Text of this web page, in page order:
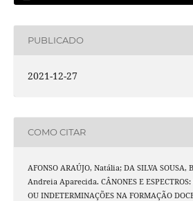
PUBLICADO
2021-12-27
COMO CITAR
AFONSO ARAÚJO, Natália; DA SILVA
Andreia Aparecida. CÂNONES E
OU INDETERMINAÇÕES NA FORMAÇÃO